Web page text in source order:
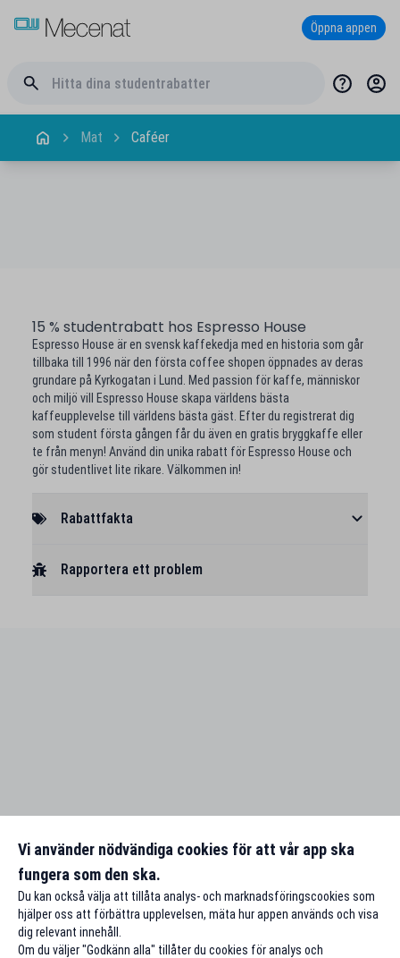
Öppna appen
Mat Caféer
15 % studentrabatt hos Espresso House
Espresso House är en svensk kaffekedja med en historia som går
tillbaka till 1996 när den första coffee shopen öppnades av deras
grundare på Kyrkogatan i Lund. Med passion för kaffe, människor
och miljö vill Espresso House skapa världens bästa
kaffeupplevelse till världens bästa gäst. Efter du registrerat dig
som student första gången får du även en gratis bryggkaffe eller
te från menyn! Använd din unika rabatt för Espresso House och
gör studentlivet lite rikare. Välkommen in!
Rabattfakta
Rapportera ett problem
Vi använder nödvändiga cookies för att vår app ska
fungera som den ska.
Du kan också välja att tillåta analys- och marknadsföringscookies som
hjälper oss att förbättra upplevelsen, mäta hur appen används och visa
dig relevant innehåll.
Om du väljer "Godkänn alla" tillåter du cookies för analys och